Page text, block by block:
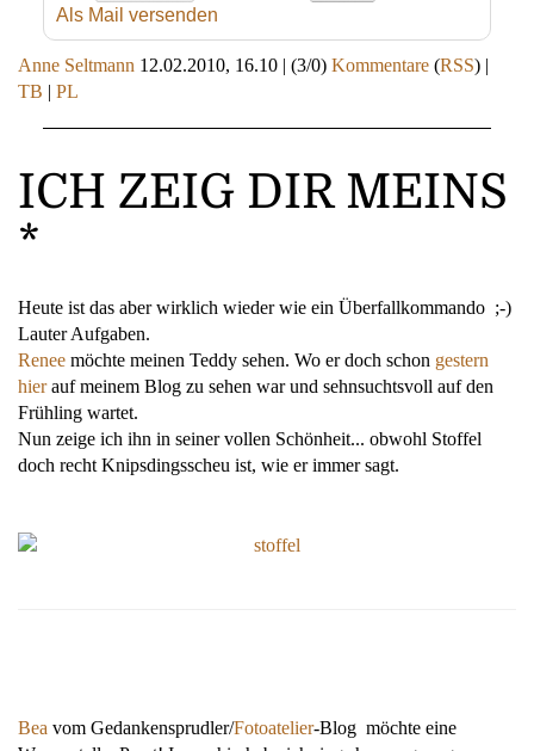
Als Mail versenden
Anne Seltmann 12.02.2010, 16.10 | (3/0) Kommentare (RSS) |
TB | PL
ICH ZEIG DIR MEINS
*
Heute ist das aber wirklich wieder wie ein Überfallkommando ;-)
Lauter Aufgaben.
Renee möchte meinen Teddy sehen. Wo er doch schon gestern
hierauf meinem Blog zu sehen war und sehnsuchtsvoll auf den
Frühling wartet.
Nun zeige ich ihn in seiner vollen Schönheit... obwohl Stoffel
doch recht Knipsdingsscheu ist, wie er immer sagt.
Bea vom Gedankensprudler/Fotoatelier-Blog möchte eine